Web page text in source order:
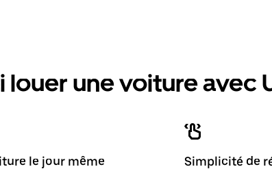
louer une voiture avec
le jour même Simplicité de